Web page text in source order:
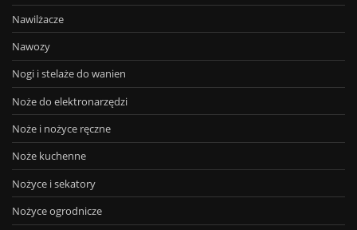
Nawilżacze
Nawozy
Nogi i stelaże do wanien
Noże do elektronarzędzi
Noże i nożyce ręczne
Noże kuchenne
Nożyce i sekatory
Nożyce ogrodnicze